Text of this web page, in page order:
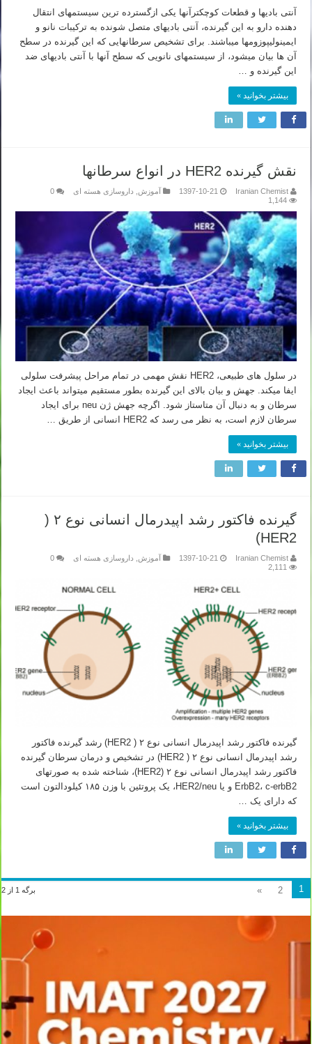
آنتی بادی­ها و قطعات کوچکترآن­ها یکی ازگسترده ترین سیستم­های انتقال
دهنده دارو به این گیرنده، آنتی بادی­های متصل شونده به ترکیبات نانو و
ایمینولیپوزوم­ها می­باشند. برای تشخیص سرطان­هایی که این گیرنده در سطح
آن ها بیان می­شود، از سیستم­های نانویی که سطح آن­ها با آنتی بادی­های ضد
این گیرنده و …
بیشتر بخوانید »
نقش گیرنده HER2 در انواع سرطانها
Iranian Chemist
1397-10-21 آموزش داروسازی هسته ای
0
1,144
در سلول های طبیعی، HER2 نقش مهمی در تمام مراحل پیشرفت سلولی
ایفا می­کند. جهش و بیان بالای این گیرنده بطور مستقیم می­تواند باعث ایجاد
سرطان و به دنبال آن متاستاز شود. اگرچه جهش ژن neu برای ایجاد
سرطان لازم است، به نظر می رسد که HER2 انسانی از طریق …
بیشتر بخوانید »
گیرنده فاکتور رشد اپیدرمال انسانی نوع ۲ (
HER2)
Iranian Chemist
1397-10-21 آموزش داروسازی هسته ای
0
2,111
گیرنده فاکتور رشد اپیدرمال انسانی نوع ۲ ( HER2) رشد گیرنده فاکتور
رشد اپیدرمال انسانی نوع ۲ ( HER2) در تشخیص و درمان سرطان گیرنده
فاکتور رشد اپیدرمال انسانی نوع ۲ (HER2)، شناخته شده به صورت­های
ErbB2، c-erbB2 و یا HER2/neu، یک پروتئین با وزن ۱۸۵ کیلودالتون است
که دارای یک …
بیشتر بخوانید »
برگه 1 از 2 1
2
»